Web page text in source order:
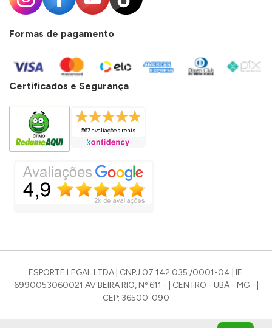
Formas de pagamento
Certificados e Segurança
567 avaliações reais
ESPORTE LEGAL LTDA | CNPJ:07.142.035./0001-04 | IE:
6990053060021 AV BEIRA RIO, Nº 611 - | CENTRO - UBÁ - MG - |
CEP: 36500-090